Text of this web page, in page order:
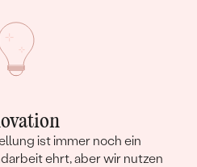
ist immer noch ein
ehrt, aber wir nutzen